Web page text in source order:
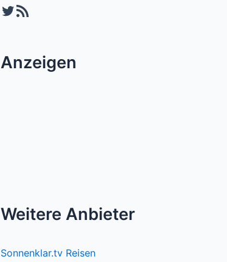
Twitter RSS-Feed
Anzeigen
Weitere Anbieter
Sonnenklar.tv Reisen